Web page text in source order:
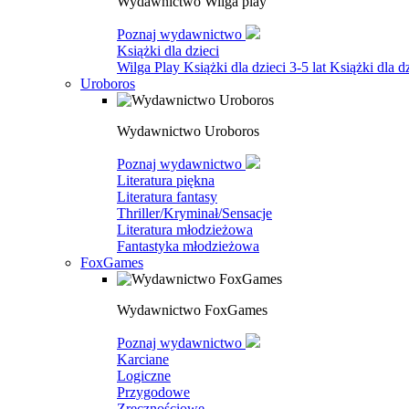
Poznaj wydawnictwo
Książki dla dzieci
Wilga Play Książki dla dzieci 3-5 lat Książki dla
Uroboros
Wydawnictwo Uroboros
Poznaj wydawnictwo
Literatura piękna
Literatura fantasy
Thriller/Kryminał/Sensacje
Literatura młodzieżowa
Fantastyka młodzieżowa
FoxGames
Wydawnictwo FoxGames
Poznaj wydawnictwo
Karciane
Logiczne
Przygodowe